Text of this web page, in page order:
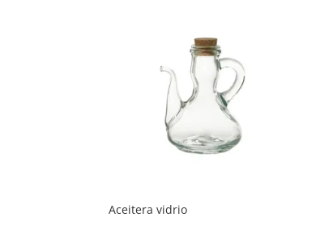
Aceitera vidrio